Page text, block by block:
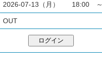
2026-07-13（月） 18:00 ～
OUT